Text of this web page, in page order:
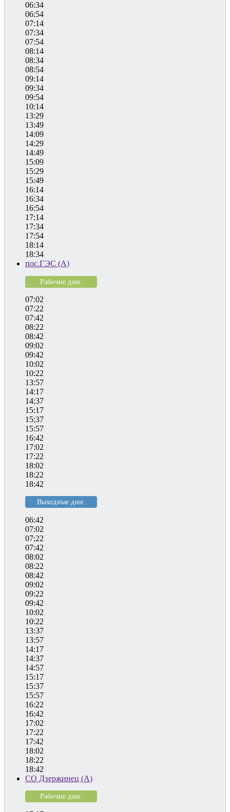
06:34
06:54
07:14
07:34
07:54
08:14
08:34
08:54
09:14
09:34
09:54
10:14
13:29
13:49
14:09
14:29
14:49
15:09
15:29
15:49
16:14
16:34
16:54
17:14
17:34
17:54
18:14
18:34
пос.ГЭС (А)
Рабочие дни:
07:02
07:22
07:42
08:22
08:42
09:02
09:42
10:02
10:22
13:57
14:17
14:37
15:17
15:37
15:57
16:42
17:02
17:22
18:02
18:22
18:42
Выходные дни:
06:42
07:02
07:22
07:42
08:02
08:22
08:42
09:02
09:22
09:42
10:02
10:22
13:37
13:57
14:17
14:37
14:57
15:17
15:37
15:57
16:22
16:42
17:02
17:22
17:42
18:02
18:22
18:42
СО Дзержинец (А)
Рабочие дни: